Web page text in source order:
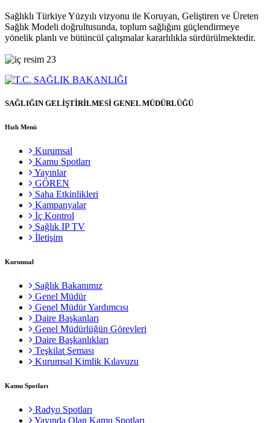
Sağlıklı Türkiye Yüzyılı vizyonu ile Koruyan, Geliştiren ve Üreten
Sağlık Modeli doğrultusunda, toplum sağlığını güçlendirmeye
yönelik planlı ve bütüncül çalışmalar kararlılıkla sürdürülmektedir.
SAĞLIĞIN GELİŞTİRİLMESİ GENEL MÜDÜRLÜĞÜ
Hızlı Menü
Kurumsal
Kamu Spotları
Yayınlar
GÖREN
Saha Etkinlikleri
Kampanyalar
İç Kontrol
Sağlık IP TV
İletişim
Kurumsal
Sağlık Bakanımız
Genel Müdür
Genel Müdür Yardımcısı
Daire Başkanları
Genel Müdürlüğün Görevleri
Daire Başkanlıkları
Teşkilat Şeması
Kurumsal Kimlik Kılavuzu
Kamu Spotları
Radyo Spotları
Yayında Olan Kamu Spotları